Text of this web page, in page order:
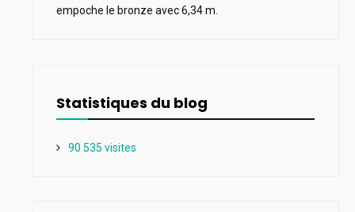
empoche le bronze avec 6,34 m.
Statistiques du blog
90 535 visites